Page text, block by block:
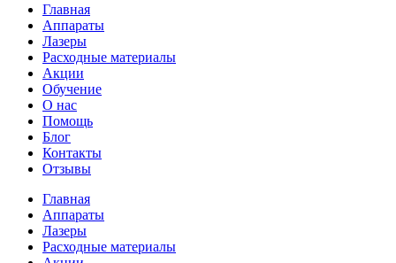
Главная
Аппараты
Лазеры
Расходные материалы
Акции
Обучение
О нас
Помощь
Блог
Контакты
Отзывы
Главная
Аппараты
Лазеры
Расходные материалы